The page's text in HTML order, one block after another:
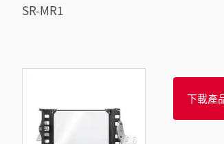
SR-MR1
下載產